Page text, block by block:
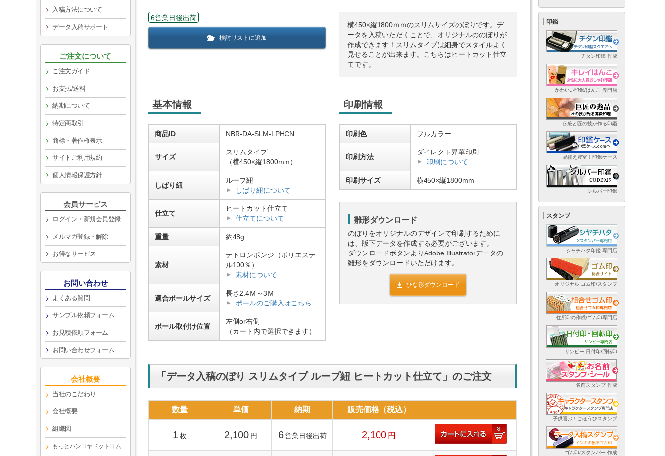
6営業日後出荷
検討リストに追加
横450×縦1800ｍｍのスリムサイズのぼりです。デ
ータを入稿いただくことで、オリジナルののぼりが
作成できます！スリムタイプは細身でスタイルよく
見せることが出来ます。こちらはヒートカット仕立
てです。
基本情報
商品ID NBR-DA-SLM-LPHCN
サイズ
スリムタイプ
（横450×縦1800mm）
しばり紐
ループ紐
しばり紐について
仕立て
ヒートカット仕立て
仕立てについて
重量 約48g
素材
テトロンポンジ（ポリエステ
ル100％）
素材について
適合ポールサイズ
長さ2.4Ｍ～3Ｍ
ポールのご購入はこちら
ポール取付け位置
左側or右側
（カート内で選択できます）
印刷情報
印刷色 フルカラー
印刷方法
ダイレクト昇華印刷
印刷について
印刷サイズ 横450×縦1800mm
雛形ダウンロード
のぼりをオリジナルのデザインで印刷するために
は、版下データを作成する必要がございます。
ダウンロードボタンよりAdobe Illustratorデータの
雛形をダウンロードいただけます。
ひな形ダウンロード
「データ入稿のぼり スリムタイプ ループ紐 ヒートカット仕立て」のご注文
数量 単価 納期 販売価格（税込）
1 枚 2,100 円 6 営業日後出荷 2,100 円
入稿方法について
データ入稿サポート
ご注文について
ご注文ガイド
お支払/送料
納期について
特定商取引
商標・著作権表示
サイトご利用規約
個人情報保護方針
会員サービス
ログイン・新規会員登録
メルマガ登録・解除
お得なサービス
お問い合わせ
よくある質問
サンプル依頼フォーム
お見積依頼フォーム
お問い合わせフォーム
会社概要
当社のこだわり
会社概要
組織図
もっとハンコヤドットコム
印鑑
チタン印鑑 作成
かわいい印鑑/はんこ 専門店
伝統と匠の技が作る印鑑
品揃え豊富！印鑑ケース
シルバー印鑑
スタンプ
シャチハタ印鑑 専門店
オリジナル ゴム印/スタンプ
住所印の作成/ゴム印専門店
サンビー 日付印/回転印
名前スタンプ 作成
子供喜ぶ！ごほうびスタンプ
ゴム印/スタンパー 作成